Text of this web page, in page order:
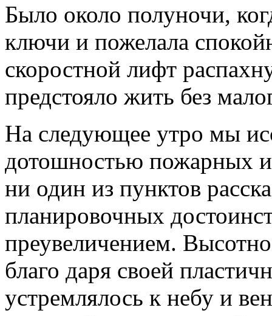
Было около полуночи,
ключи и пожелала
скоростной лифт
предстояло жить без
На следующее утро мы
дотошностью пожарных
ни один из пунктов
планировочных
преувеличением.
благо даря своей
устремлялось к небу и